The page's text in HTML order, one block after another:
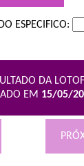
ESPECIFICO:
DA
EM 15/05/